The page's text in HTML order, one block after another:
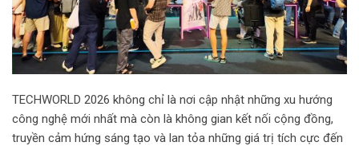
TECHWORLD 2026 không chỉ là nơi cập nhật những xu hướng
công nghệ mới nhất mà còn là không gian kết nối cộng đồng,
truyền cảm hứng sáng tạo và lan tỏa những giá trị tích cực đến